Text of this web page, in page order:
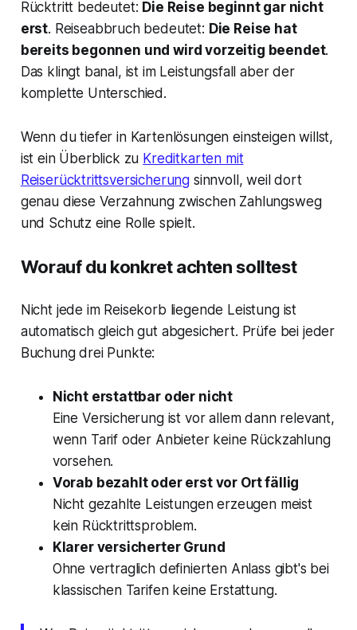
Rücktritt bedeutet: Die Reise beginnt gar nicht
erst. Reiseabbruch bedeutet: Die Reise hat
bereits begonnen und wird vorzeitig beendet.
Das klingt banal, ist im Leistungsfall aber der
komplette Unterschied.
Wenn du tiefer in Kartenlösungen einsteigen willst,
ist ein Überblick zu Kreditkarten mit
Reiserücktrittsversicherung sinnvoll, weil dort
genau diese Verzahnung zwischen Zahlungsweg
und Schutz eine Rolle spielt.
Worauf du konkret achten solltest
Nicht jede im Reisekorb liegende Leistung ist
automatisch gleich gut abgesichert. Prüfe bei jeder
Buchung drei Punkte:
Nicht erstattbar oder nicht
Eine Versicherung ist vor allem dann relevant,
wenn Tarif oder Anbieter keine Rückzahlung
vorsehen.
Vorab bezahlt oder erst vor Ort fällig
Nicht gezahlte Leistungen erzeugen meist
kein Rücktrittsproblem.
Klarer versicherter Grund
Ohne vertraglich definierten Anlass gibt's bei
klassischen Tarifen keine Erstattung.